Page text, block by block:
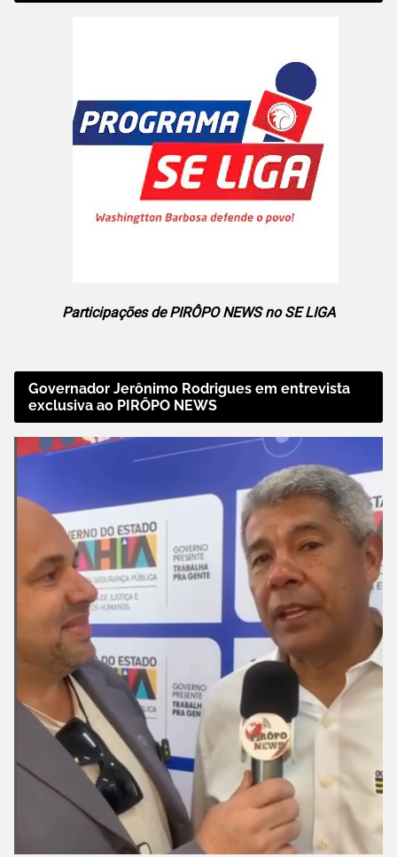
Participações de PIRÔPO NEWS no SE LIGA
Governador Jerônimo Rodrigues em entrevista
exclusiva ao PIRÔPO NEWS